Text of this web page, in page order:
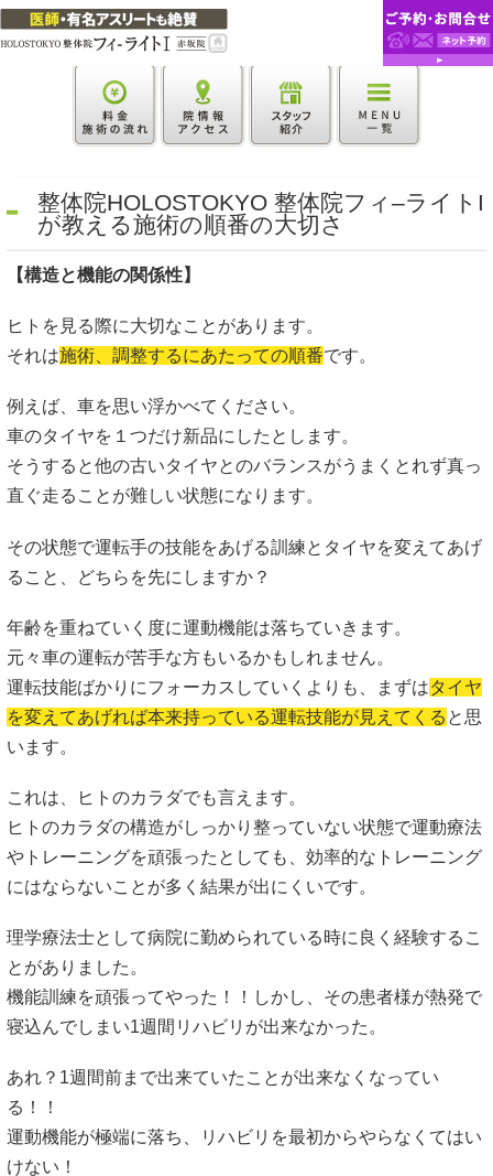
整体院HOLOSTOKYO 整体院フィ–ライトI
が教える施術の順番の大切さ
【構造と機能の関係性】
ヒトを見る際に大切なことがあります。
それは施術、調整するにあたっての順番です。
例えば、車を思い浮かべてください。
車のタイヤを１つだけ新品にしたとします。
そうすると他の古いタイヤとのバランスがうまくとれず真っ
直ぐ走ることが難しい状態になります。
その状態で運転手の技能をあげる訓練とタイヤを変えてあげ
ること、どちらを先にしますか？
年齢を重ねていく度に運動機能は落ちていきます。
元々車の運転が苦手な方もいるかもしれません。
運転技能ばかりにフォーカスしていくよりも、まずはタイヤ
を変えてあげれば本来持っている運転技能が見えてくる と思
います。
これは、ヒトのカラダでも言えます。
ヒトのカラダの構造がしっかり整っていない状態で運動療法
やトレーニングを頑張ったとしても、効率的なトレーニング
にはならないことが多く結果が出にくいです。
理学療法士として病院に勤められている時に良く経験するこ
とがありました。
機能訓練を頑張ってやった！！しかし、その患者様が熱発で
寝込んでしまい1週間リハビリが出来なかった。
あれ？1週間前まで出来ていたことが出来なくなってい
る！！
運動機能が極端に落ち、リハビリを最初からやらなくてはい
けない！